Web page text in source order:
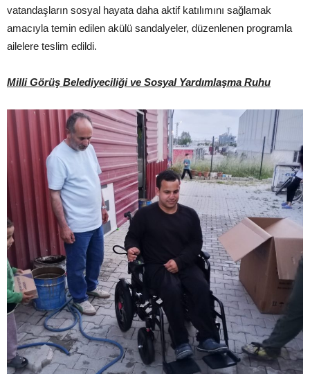
vatandaşların sosyal hayata daha aktif katılımını sağlamak
amacıyla temin edilen akülü sandalyeler, düzenlenen programla
ailelere teslim edildi.
Milli Görüş Belediyeciliği ve Sosyal Yardımlaşma Ruhu